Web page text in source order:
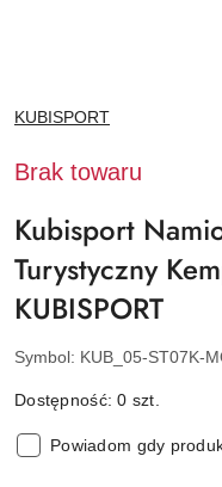
NAZWA
PRODUCENTA:
KUBISPORT
Brak towaru
Kubisport
Turystyczny
KUBISPORT
Symbol: KUB_05-ST07K-
Dostępność:0 szt.
Powiadom gdy